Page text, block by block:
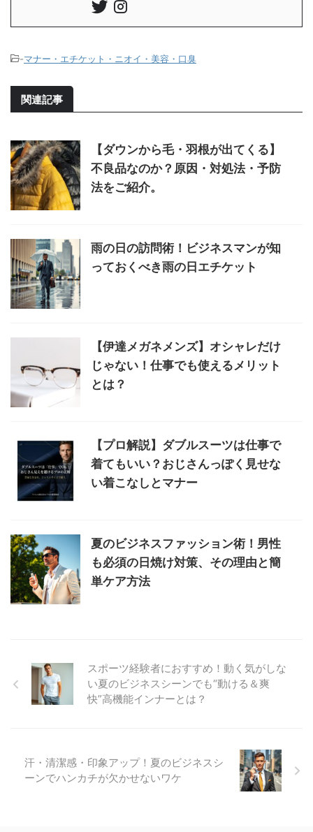
-マナー・エチケット・ニオイ・美容・口臭
関連記事
【ダウンから毛・羽根が出てくる】
不良品なのか？原因・対処法・予防
法をご紹介。
雨の日の訪問術！ビジネスマンが知
っておくべき雨の日エチケット
【伊達メガネメンズ】オシャレだけ
じゃない！仕事でも使えるメリット
とは？
【プロ解説】ダブルスーツは仕事で
着てもいい？おじさんっぽく見せな
い着こなしとマナー
夏のビジネスファッション術！男性
も必須の日焼け対策、その理由と簡
単ケア方法
スポーツ経験者におすすめ！動く気がしな
い夏のビジネスシーンでも“動ける＆爽
快”高機能インナーとは？
汗・清潔感・印象アップ！夏のビジネスシ
ーンでハンカチが欠かせないワケ